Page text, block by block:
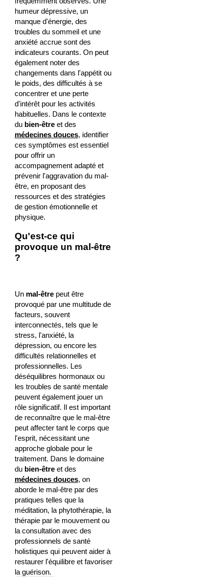
humeur dépressive, un
manque d'énergie, des
troubles du sommeil et une
anxiété accrue sont des
indicateurs courants. On peut
également noter des
changements dans l'appétit ou
le poids, des difficultés à se
concentrer et une perte
d'intérêt pour les activités
habituelles. Dans le contexte
du bien-être et des
médecines douces, identifier
ces symptômes est essentiel
pour offrir un
accompagnement adapté et
prévenir l'aggravation du mal-
être, en proposant des
ressources et des stratégies
de gestion émotionnelle et
physique.
Qu'est-ce qui
provoque un mal-être
?
Un mal-êtrepeut être
provoqué par une multitude de
facteurs, souvent
interconnectés, tels que le
stress, l'anxiété, la
dépression, ou encore les
difficultés relationnelles et
professionnelles. Les
déséquilibres hormonaux ou
les troubles de santé mentale
peuvent également jouer un
rôle significatif. Il est important
de reconnaître que le mal-être
peut affecter tant le corps que
l'esprit, nécessitant une
approche globale pour le
traitement. Dans le domaine
du bien-êtreet des
médecines douces, on
aborde le mal-être par des
pratiques telles que la
méditation, la phytothérapie, la
thérapie par le mouvement ou
la consultation avec des
professionnels de santé
holistiques qui peuvent aider à
restaurer l'équilibre et favoriser
la guérison.